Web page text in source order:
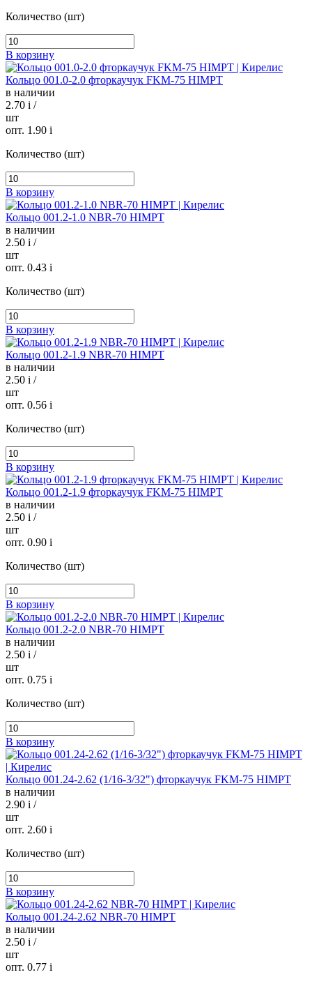
Количество (шт)
В корзину
Кольцо 001.0-2.0 фторкаучук FKM-75 HIMPT
в наличии
2.70 i /
шт
опт. 1.90 i
Количество (шт)
В корзину
Кольцо 001.2-1.0 NBR-70 HIMPT
в наличии
2.50 i /
шт
опт. 0.43 i
Количество (шт)
В корзину
Кольцо 001.2-1.9 NBR-70 HIMPT
в наличии
2.50 i /
шт
опт. 0.56 i
Количество (шт)
В корзину
Кольцо 001.2-1.9 фторкаучук FKM-75 HIMPT
в наличии
2.50 i /
шт
опт. 0.90 i
Количество (шт)
В корзину
Кольцо 001.2-2.0 NBR-70 HIMPT
в наличии
2.50 i /
шт
опт. 0.75 i
Количество (шт)
В корзину
Кольцо 001.24-2.62 (1/16-3/32") фторкаучук FKM-75 HIMPT
в наличии
2.90 i /
шт
опт. 2.60 i
Количество (шт)
В корзину
Кольцо 001.24-2.62 NBR-70 HIMPT
в наличии
2.50 i /
шт
опт. 0.77 i